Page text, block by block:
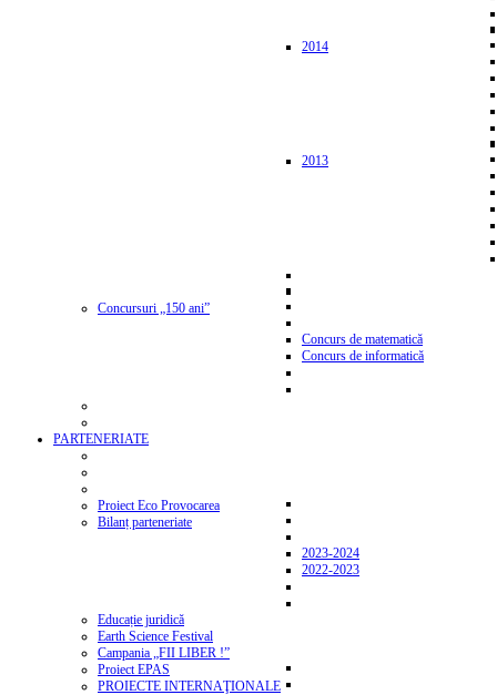
2014
2013
Concursuri „150 ani”
Concurs de matematică
Concurs de informatică
PARTENERIATE
Proiect Eco Provocarea
Bilanț parteneriate
2023-2024
2022-2023
Educație juridică
Earth Science Festival
Campania „FII LIBER !”
Proiect EPAS
PROIECTE INTERNAŢIONALE